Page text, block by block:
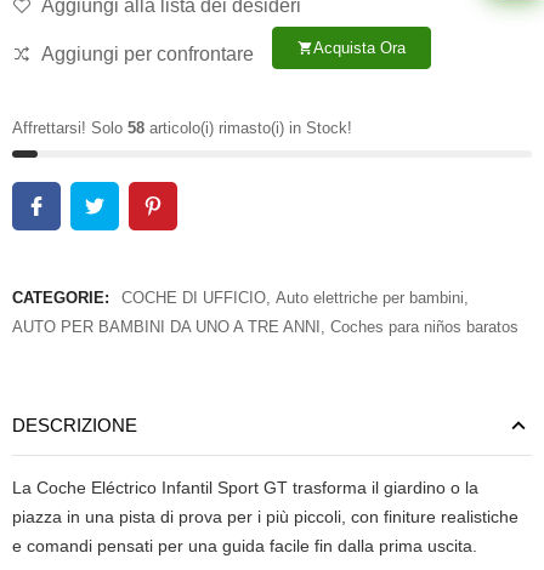
Aggiungi alla lista dei desideri
Aggiungi per confrontare shopping_cartAcquista Ora
Affrettarsi! Solo 58 articolo(i) rimasto(i) in Stock!
CATEGORIE: COCHE DI UFFICIO Auto elettriche per bambini
AUTO PER BAMBINI DA UNO A TRE ANNI
Coches para niños baratos
DESCRIZIONE
La Coche Eléctrico Infantil Sport GT trasforma il giardino o la
piazza in una pista di prova per i più piccoli, con finiture realistiche
e comandi pensati per una guida facile fin dalla prima uscita.